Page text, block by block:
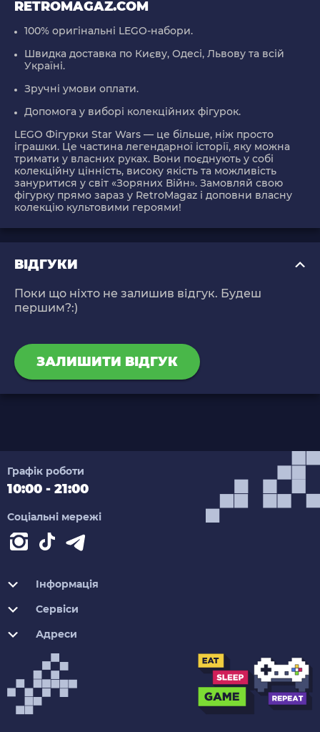
RETROMAGAZ.COM
100% оригінальні LEGO-набори.
Швидка доставка по Києву, Одесі, Львову та всій
Україні.
Зручні умови оплати.
Допомога у виборі колекційних фігурок.
LEGO Фігурки Star Wars — це більше, ніж просто
іграшки. Це частина легендарної історії, яку можна
тримати у власних руках. Вони поєднують у собі
колекційну цінність, високу якість та можливість
зануритися у світ «Зоряних Війн». Замовляй свою
фігурку прямо зараз у RetroMagaz і доповни власну
колекцію культовими героями!
ВІДГУКИ
Поки що ніхто не залишив відгук. Будеш
першим?:)
ЗАЛИШИТИ ВІДГУК
Графік роботи
10:00 - 21:00
Соціальні мережі
Інформація
Сервіси
Адреси